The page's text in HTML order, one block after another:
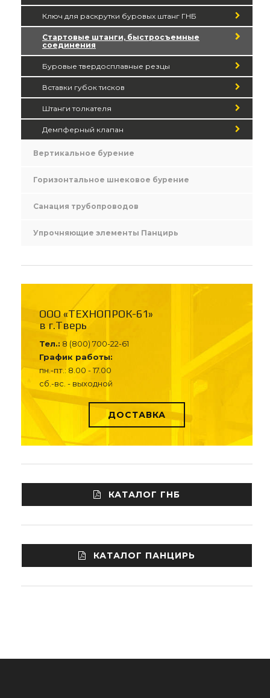
Ключ для раскрутки буровых штанг ГНБ
Стартовые штанги, быстросъемные
соединения
Буровые твердосплавные резцы
Вставки губок тисков
Штанги толкателя
Демпферный клапан
Вертикальное бурение
Горизонтальное шнековое бурение
Санация трубопроводов
Упрочняющие элементы Панцирь
ООО «ТЕХНОПРОК-61»
в г.Тверь
Тел.: 8 (800) 700-22-61
График работы:
пн.-пт.: 8.00 - 17.00
сб.-вс. - выходной
ДОСТАВКА
КАТАЛОГ ГНБ
КАТАЛОГ ПАНЦИРЬ